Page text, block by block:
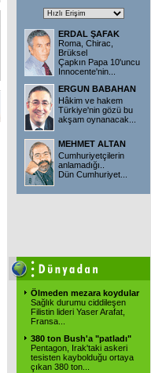
ERDAL ŞAFAK
Roma, Chirac,
Brüksel
Çapkın Papa 10'uncu
Innocente'nin
ERGUN BABAHAN
Hâkim ve hakem
Türkiye'nin gözü bu
akşam oynanacak
MEHMET ALTAN
Cumhuriyetçilerin
anlamadığı..
Dün Cumhuriyet
Ölmeden mezara koydular
Sağlık durumu ciddileşen
Filistin lideri Yaser Arafat,
Fransa
380 ton Bush'a "patladı"
Pentagon, Irak'taki askeri
tesisten kaybolduğu ortaya
çıkan 380 ton